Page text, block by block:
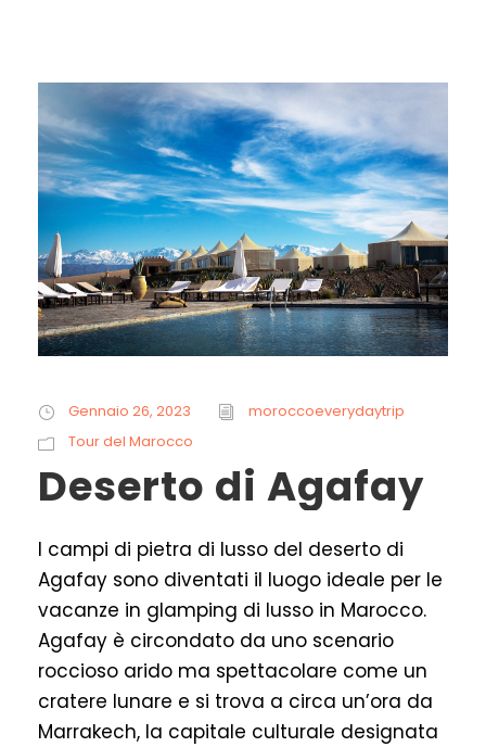
Gennaio 26, 2023
moroccoeverydaytrip
Tour del Marocco
Deserto di Agafay
I campi di pietra di lusso del deserto di
Agafay sono diventati il luogo ideale per le
vacanze in glamping di lusso in Marocco.
Agafay è circondato da uno scenario
roccioso arido ma spettacolare come un
cratere lunare e si trova a circa un’ora da
Marrakech, la capitale culturale designata